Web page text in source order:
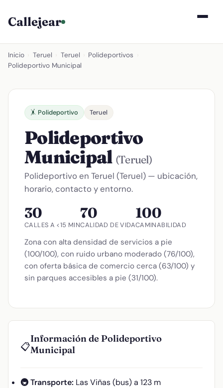
Callejear
Inicio Teruel Teruel Polideportivos
Polideportivo Municipal
🤸 Polideportivo Teruel
Polideportivo
Municipal (Teruel)
Polideportivo en Teruel (Teruel) — ubicación,
horario, contacto y entorno.
30
CALLES A <15 MIN
70
CALIDAD DE VIDA
100
CAMINABILIDAD
Zona con alta densidad de servicios a pie
(100/100), con ruido urbano moderado (76/100),
con oferta básica de comercio cerca (63/100) y
sin parques accesibles a pie (31/100).
📋
Información de Polideportivo
Municipal
🚇 Transporte: Las Viñas (bus) a 123 m